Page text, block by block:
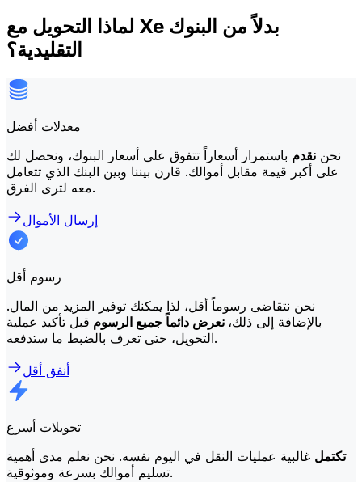
لماذا التحويل مع Xe بدلاً من البنوك
التقليدية؟
معدلات أفضل
نحن نقدم باستمرار أسعاراً تتفوق على أسعار البنوك، ونحصل لك
على أكبر قيمة مقابل أموالك. قارن بيننا وبين البنك الذي تتعامل
معه لترى الفرق.
إرسال الأموال
رسوم أقل
نحن نتقاضى رسوماً أقل، لذا يمكنك توفير المزيد من المال.
بالإضافة إلى ذلك، نعرض دائماً جميع الرسوم قبل تأكيد عملية
التحويل، حتى تعرف بالضبط ما ستدفعه.
أنفق أقل
تحويلات أسرع
تكتمل غالبية عمليات النقل في اليوم نفسه. نحن نعلم مدى أهمية
تسليم أموالك بسرعة وموثوقية.